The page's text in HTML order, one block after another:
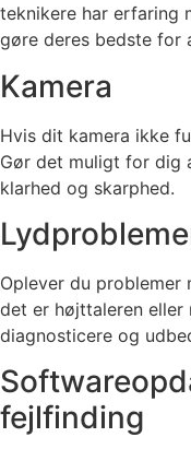
teknikere har erfaring
gøre deres bedste for
Kamera
Hvis dit kamera ikke
Gør det muligt for dig
klarhed og skarphed.
Oplever du problemer
det er højttaleren eller
diagnosticere og
fejlfinding